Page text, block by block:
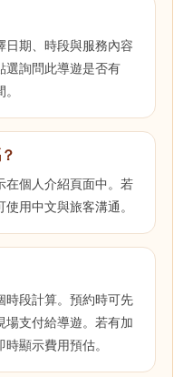
日期、時段與服務內容
選詢問此導遊是否有
在個人介紹頁面中。若
用中文與旅客溝通。
時段計算。預約時可先
場支付給導遊。若有加
顯示費用預估。